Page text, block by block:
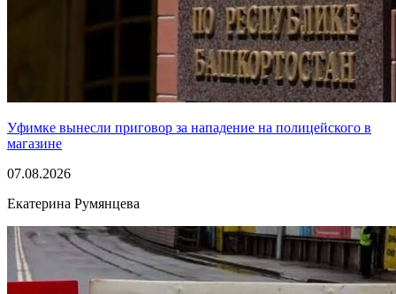
Уфимке вынесли приговор за нападение на полицейского в
магазине
07.08.2026
Екатерина Румянцева